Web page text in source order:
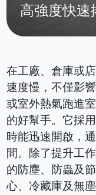
高強度快速
在工廠、倉庫或
速度慢，不僅影
或室外熱氣跑進
的好幫手。它採
時能迅速開啟，
間。除了提升工
的防塵、防蟲及
心、冷藏庫及無